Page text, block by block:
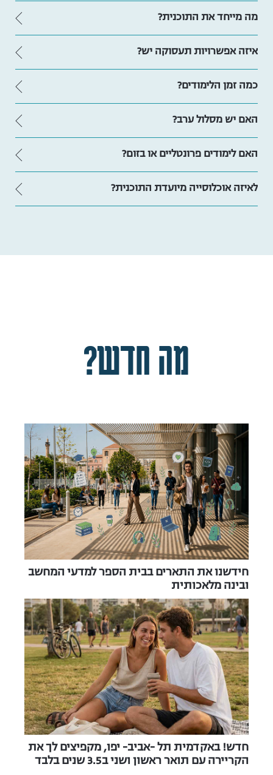
מה מייחד את התוכנית?
איזה אפשרויות תעסוקה יש?
כמה זמן הלימודים?
האם יש מסלול ערב?
האם לימודים פרונטליים או בזום?
לאיזה אוכלוסייה מיועדת התוכנית?
מה חדש?
חידשנו את התארים בבית הספר למדעי המחשב
ובינה מלאכותית
חדש! באקדמית תל -אביב- יפו, מקפיצים לך את
הקריירה עם תואר ראשון ושני ב3.5 שנים בלבד